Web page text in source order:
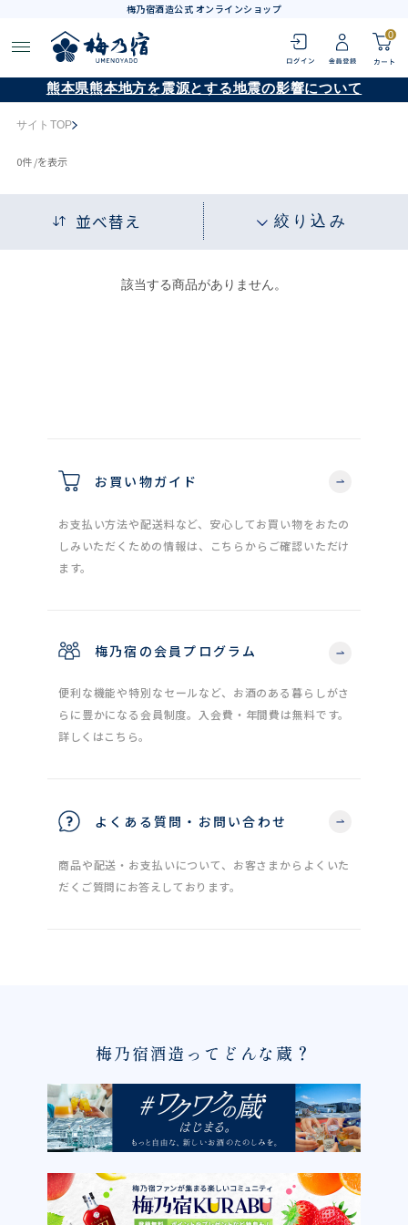
梅乃宿酒造公式 オンラインショップ
0
熊本県熊本地方を震源とする地震の影響について
サイトTOP
0件 /を表示
並べ替え 絞り込み
該当する商品がありません。
お買い物ガイド
お支払い方法や配送料など、安心してお買い物をおたの
しみいただくための情報は、こちらからご確認いただけ
ます。
梅乃宿の会員プログラム
便利な機能や特別なセールなど、お酒のある暮らしがさ
らに豊かになる会員制度。入会費・年間費は無料です。
詳しくはこちら。
よくある質問・お問い合わせ
商品や配送・お支払いについて、お客さまからよくいた
だくご質問にお答えしております。
梅乃宿酒造ってどんな蔵？